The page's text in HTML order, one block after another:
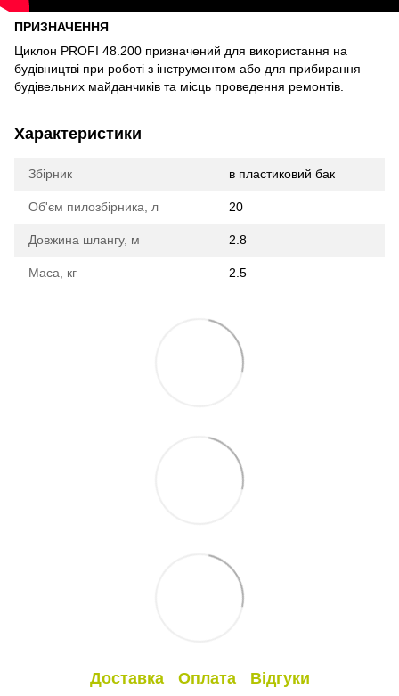
ПРИЗНАЧЕННЯ
Циклон PROFI 48.200 призначений для використання на
будівництві при роботі з інструментом або для прибирання
будівельних майданчиків та місць проведення ремонтів.
Характеристики
Збірник в пластиковий бак
Об'єм пилозбірника, л 20
Довжина шлангу, м 2.8
Маса, кг 2.5
Доставка Оплата Відгуки